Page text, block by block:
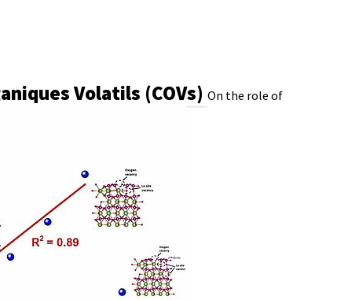
Volatils (COVs) On the role of